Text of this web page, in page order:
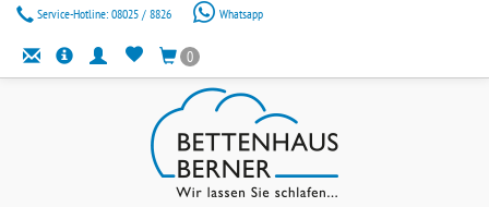
Service-Hotline: 08025 / 8826 Whatsapp
0